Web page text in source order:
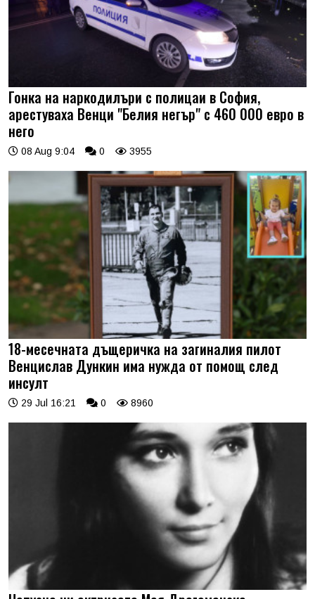
Гонка на наркодилъри с полицаи в София,
арестуваха Венци "Белия негър" с 460 000 евро в
него
08 Aug 9:04 0 3955
18-месечната дъщеричка на загиналия пилот
Венцислав Дункин има нужда от помощ след
инсулт
29 Jul 16:21 0 8960